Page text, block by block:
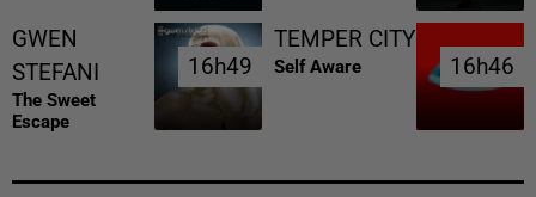
GWEN
STEFANI
The Sweet
Escape
16h49
16h49
TEMPER CITY
Self Aware 16h46
16h46